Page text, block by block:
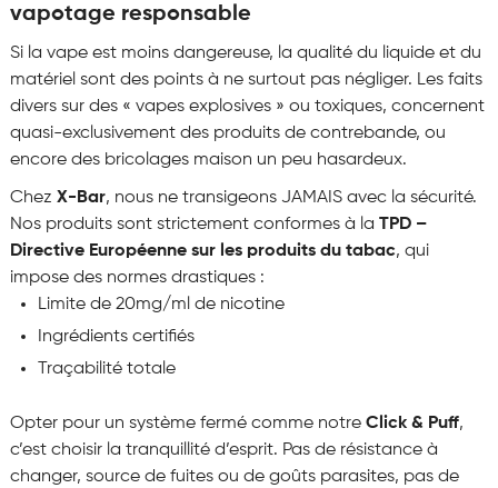
vapotage responsable
Si la vape est moins dangereuse, la qualité du liquide et du
matériel sont des points à ne surtout pas négliger. Les faits
divers sur des « vapes explosives » ou toxiques, concernent
quasi-exclusivement des produits de contrebande, ou
encore des bricolages maison un peu hasardeux.
Chez X-Bar, nous ne transigeons JAMAIS avec la sécurité.
Nos produits sont strictement conformes à la TPD –
Directive Européenne sur les produits du tabac, qui
impose des normes drastiques :
Limite de 20mg/ml de nicotine
Ingrédients certifiés
Traçabilité totale
Opter pour un système fermé comme notre Click & Puff,
c’est choisir la tranquillité d’esprit. Pas de résistance à
changer, source de fuites ou de goûts parasites, pas de